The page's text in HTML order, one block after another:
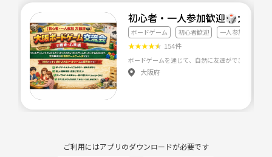
初心者・一人参加歓迎🎲大阪難
ボードゲーム 初心者歓迎 一人参加歓迎
★★★★★ 154件
大阪府
ご利用にはアプリのダウンロードが必要です